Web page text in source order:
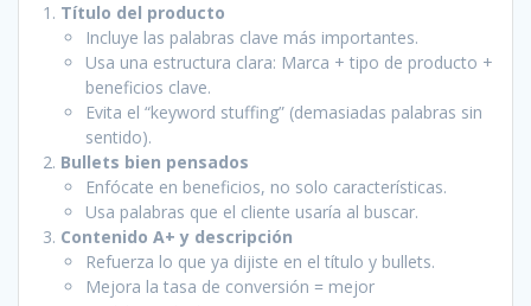
Título del producto
Incluye las palabras clave más importantes.
Usa una estructura clara: Marca + tipo de producto +
beneficios clave.
Evita el “keyword stuffing” (demasiadas palabras sin
sentido).
Bullets bien pensados
Enfócate en beneficios, no solo características.
Usa palabras que el cliente usaría al buscar.
Contenido A+ y descripción
Refuerza lo que ya dijiste en el título y bullets.
Mejora la tasa de conversión = mejor